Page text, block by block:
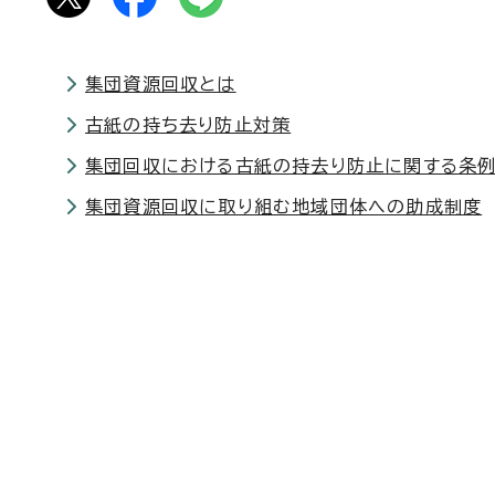
集団資源回収とは
古紙の持ち去り防止対策
集団回収における古紙の持去り防止に関する条例
集団資源回収に取り組む地域団体への助成制度